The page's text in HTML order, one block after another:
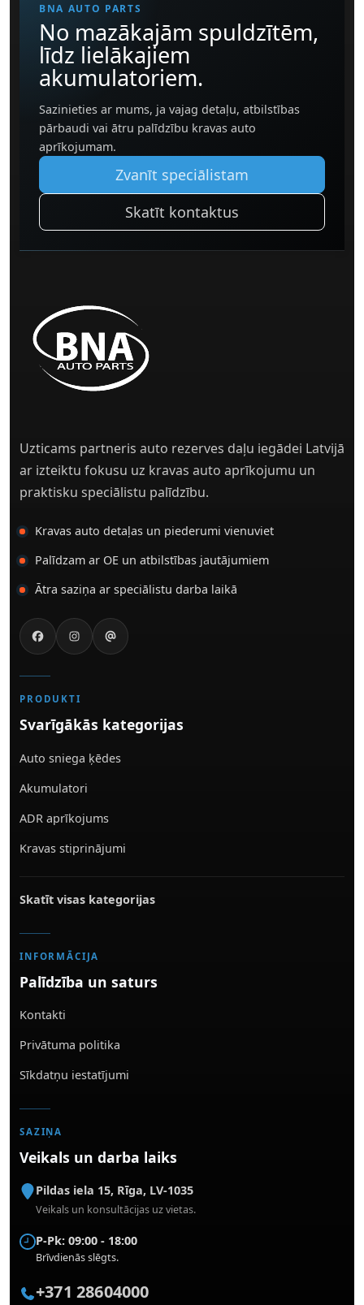
BNA AUTO PARTS
No mazākajām spuldzītēm,
līdz lielākajiem
akumulatoriem.
Sazinieties ar mums, ja vajag detaļu, atbilstības
pārbaudi vai ātru palīdzību kravas auto
aprīkojumam.
Zvanīt speciālistam
Skatīt kontaktus
Uzticams partneris auto rezerves daļu iegādei Latvijā
ar izteiktu fokusu uz kravas auto aprīkojumu un
praktisku speciālistu palīdzību.
Kravas auto detaļas un piederumi vienuviet
Palīdzam ar OE un atbilstības jautājumiem
Ātra saziņa ar speciālistu darba laikā
PRODUKTI
Svarīgākās kategorijas
Auto sniega ķēdes
Akumulatori
ADR aprīkojums
Kravas stiprinājumi
Skatīt visas kategorijas
INFORMĀCIJA
Palīdzība un saturs
Kontakti
Privātuma politika
Sīkdatņu iestatījumi
SAZIŅA
Veikals un darba laiks
Pildas iela 15, Rīga, LV-1035
Veikals un konsultācijas uz vietas.
P-Pk: 09:00 - 18:00
Brīvdienās slēgts.
+371 28604000